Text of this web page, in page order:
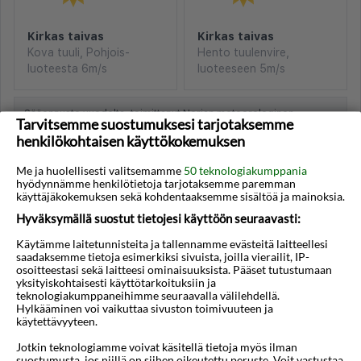
Kirkas taivas
Kova tuuli, Pohjois-
luoteesta 6m/s
Kirkas taivas
Hento tuulenvire,
luoteeseen 5m/s
Sääennuste vuodelta, toimittanut Norjan meteorologinen
instituutti ja NRK
Lento + hotelli
Helen Pension ★★ 7n
€734
Kimasis By Maria
★★★ 7n
Olimpia Beach
Maria Studios
★★★ 7n
Tarvitsemme suostumuksesi tarjotaksemme
henkilökohtaisen käyttökokemuksen
Me ja huolellisesti valitsemamme 50 teknologiakumppania
hyödynnämme henkilötietoja tarjotaksemme paremman
käyttäjäkokemuksen sekä kohdentaaksemme sisältöä ja mainoksia.
Hyväksymällä suostut tietojesi käyttöön seuraavasti:
Käytämme laitetunnisteita ja tallennamme evästeitä laitteellesi
saadaksemme tietoja esimerkiksi sivuista, joilla vierailit, IP-
osoitteestasi sekä laitteesi ominaisuuksista. Pääset tutustumaan
yksityiskohtaisesti käyttötarkoituksiin ja
teknologiakumppaneihimme seuraavalla välilehdellä.
Hylkääminen voi vaikuttaa sivuston toimivuuteen ja
käytettävyyteen.
Jotkin teknologiamme voivat käsitellä tietoja myös ilman